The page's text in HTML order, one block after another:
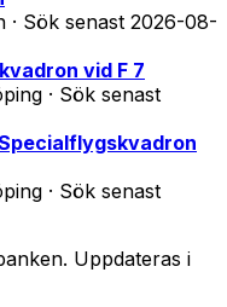
· Sök senast 2026-08-
vid F 7
· Sök senast
· Sök senast
Uppdateras i